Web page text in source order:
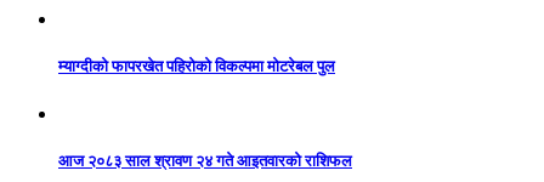
म्याग्दीको फापरखेत पहिरोको विकल्पमा मोटरेबल पुल
आज २०८३ साल श्रावण २४ गते आइतवारको राशिफल